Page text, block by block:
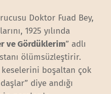
Doktor Fuad Bey,
1925 yılında
ve Gördüklerim” adlı
ölümsüzleştirir.
keselerini boşaltan çok
diye andığı